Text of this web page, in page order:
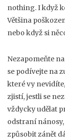
nothing.I když
Většina
nebo když si
Nezapomeňte
se podívejte na
které vy
zjistí, jestli se
vždycky udělat
odstraní
způsobit zánět